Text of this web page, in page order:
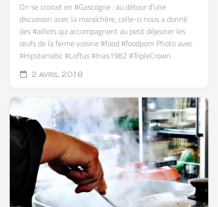
On se croirait en #Gascogne : au détour d’une
discussion avec la maraîchère, celle-ci nous a donné
des #aillets qui accompagnent au petit déjeuner les
œufs de la ferme voisine #food #foodporn Photo avec
#Hipstamatic #Loftus #Inas1982 #TripleCrown
2 avril 2018